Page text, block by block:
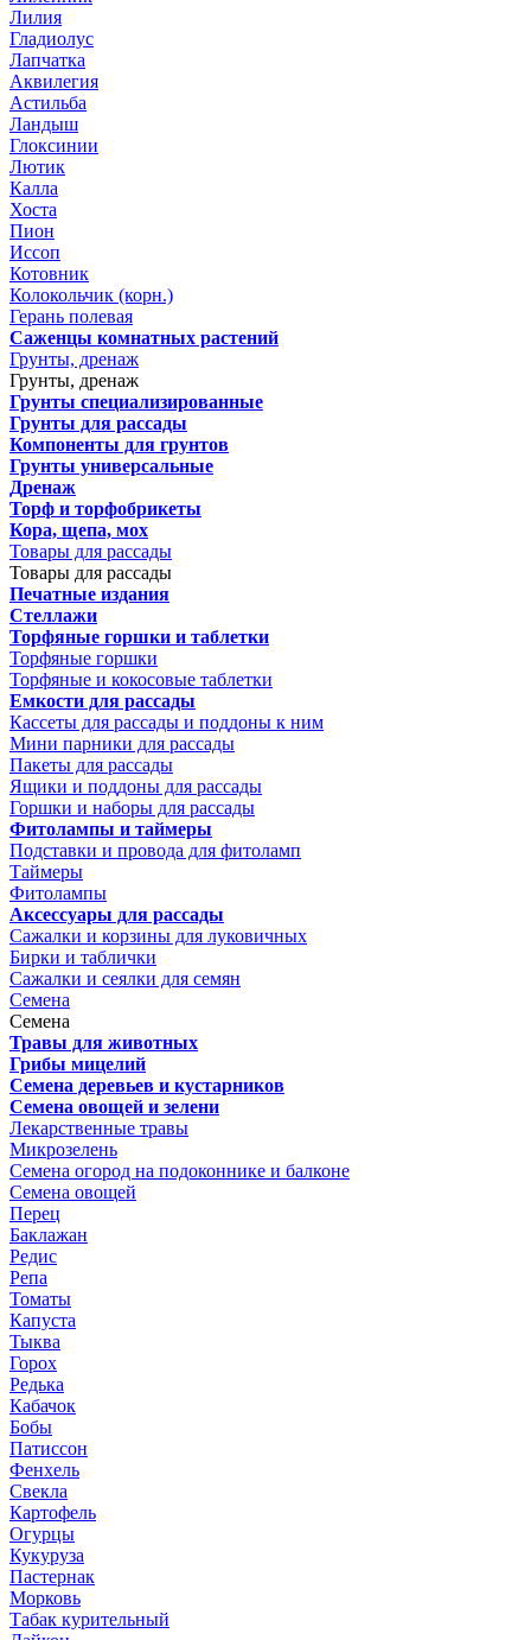
Лилия
Гладиолус
Лапчатка
Аквилегия
Астильба
Ландыш
Глоксинии
Лютик
Калла
Хоста
Пион
Иссоп
Котовник
Колокольчик (корн.)
Герань полевая
Саженцы комнатных растений
Грунты, дренаж
Грунты, дренаж
Грунты специализированные
Грунты для рассады
Компоненты для грунтов
Грунты универсальные
Дренаж
Торф и торфобрикеты
Кора, щепа, мох
Товары для рассады
Товары для рассады
Печатные издания
Стеллажи
Торфяные горшки и таблетки
Торфяные горшки
Торфяные и кокосовые таблетки
Емкости для рассады
Кассеты для рассады и поддоны к ним
Мини парники для рассады
Пакеты для рассады
Ящики и поддоны для рассады
Горшки и наборы для рассады
Фитолампы и таймеры
Подставки и провода для фитоламп
Таймеры
Фитолампы
Аксессуары для рассады
Сажалки и корзины для луковичных
Бирки и таблички
Сажалки и сеялки для семян
Семена
Семена
Травы для животных
Грибы мицелий
Семена деревьев и кустарников
Семена овощей и зелени
Лекарственные травы
Микрозелень
Семена огород на подоконнике и балконе
Семена овощей
Перец
Баклажан
Редис
Репа
Томаты
Капуста
Тыква
Горох
Редька
Кабачок
Бобы
Патиссон
Фенхель
Свекла
Картофель
Огурцы
Кукуруза
Пастернак
Морковь
Табак курительный